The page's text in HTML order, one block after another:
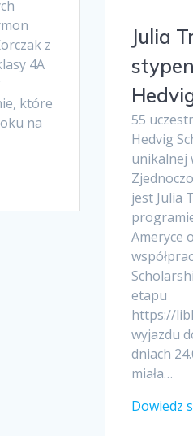
z
4A
które
na
Julia
55
Hedvig
unikalnej
jest Julia
Ameryce
etapu
https://
wyjazdu
dniach
miała…
Dowiedz